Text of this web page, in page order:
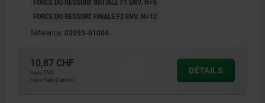
FORCE DU RESSORT FINALE F2 ENV. N=12
Référence: 03093-01004
10,87 CHF
hors TVA
hors frais d’envoi
DÉTAILS